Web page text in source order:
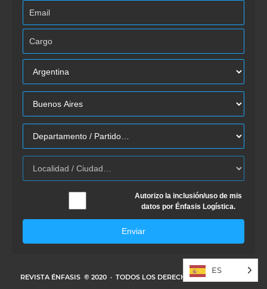
Autorizo la inclusión/uso de mis
datos por Énfasis Logística.
Enviar
REVISTA ÉNFASIS © 2020 · TODOS LOS DERECHOS RESERVADOS
ES